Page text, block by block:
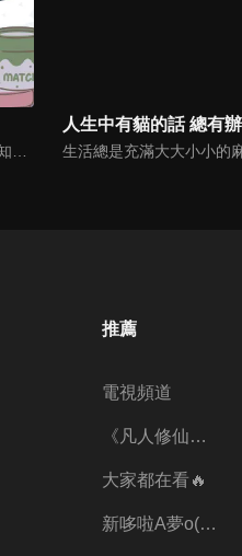
推薦
電視頻道
《凡人修仙傳》第五季全新開播✨
大家都在看🔥
新哆啦A夢o((ﾐﾟｴﾟﾐ))o